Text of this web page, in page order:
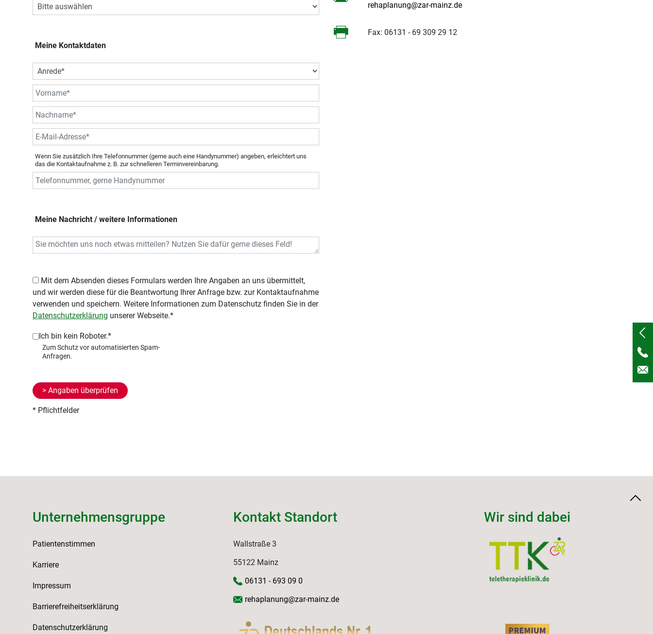
Meine Kontaktdaten
Wenn Sie zusätzlich Ihre Telefonnummer (gerne auch eine Handynummer) angeben, erleichtert uns
das die Kontaktaufnahme z. B. zur schnelleren Terminvereinbarung.
Meine Nachricht / weitere Informationen
und wir werden diese für die Beantwortung Ihrer Anfrage bzw. zur Kontaktaufnahme
verwenden und speichern. Weitere Informationen zum Datenschutz finden Sie in der
Datenschutzerklärung unserer Webseite.*
Ich bin kein Roboter.*
* Pflichtfelder
rehaplanung@zar-mainz.de
Fax: 06131 - 69 309 29 12
Unternehmensgruppe
Patientenstimmen
Karriere
Impressum
Barrierefreiheitserklärung
Datenschutzerklärung
Kontakt Standort
Wallstraße 3
55122 Mainz
06131 - 693 09 0
rehaplanung@zar-mainz.de
Wir sind dabei